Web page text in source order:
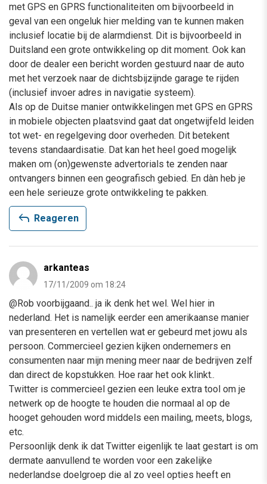
met GPS en GPRS functionaliteiten om bijvoorbeeld in
geval van een ongeluk hier melding van te kunnen maken
inclusief locatie bij de alarmdienst. Dit is bijvoorbeeld in
Duitsland een grote ontwikkeling op dit moment. Ook kan
door de dealer een bericht worden gestuurd naar de auto
met het verzoek naar de dichtsbijzijnde garage te rijden
(inclusief invoer adres in navigatie systeem).
Als op de Duitse manier ontwikkelingen met GPS en GPRS
in mobiele objecten plaatsvind gaat dat ongetwijfeld leiden
tot wet- en regelgeving door overheden. Dit betekent
tevens standaardisatie. Dat kan het heel goed mogelijk
maken om (on)gewenste advertorials te zenden naar
ontvangers binnen een geografisch gebied. En dàn heb je
een hele serieuze grote ontwikkeling te pakken.
reply Reageren
arkanteas
17/11/2009 om 18:24
@Rob voorbijgaand.. ja ik denk het wel. Wel hier in
nederland. Het is namelijk eerder een amerikaanse manier
van presenteren en vertellen wat er gebeurd met jowu als
persoon. Commercieel gezien kijken ondernemers en
consumenten naar mijn mening meer naar de bedrijven zelf
dan direct de kopstukken. Hoe raar het ook klinkt..
Twitter is commercieel gezien een leuke extra tool om je
netwerk op de hoogte te houden die normaal al op de
hooget gehouden word middels een mailing, meets, blogs,
etc.
Persoonlijk denk ik dat Twitter eigenlijk te laat gestart is om
dermate aanvullend te worden voor een zakelijke
nederlandse doelgroep die al zo veel opties heeft en